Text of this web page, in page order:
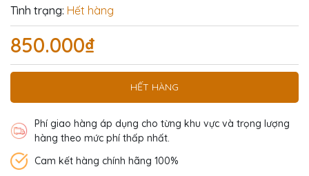
Tình trạng: Hết hàng
850.000₫
HẾT HÀNG
Phí giao hàng áp dụng cho từng khu vực và trọng lượng
hàng theo mức phí thấp nhất.
Cam kết hàng chính hãng 100%